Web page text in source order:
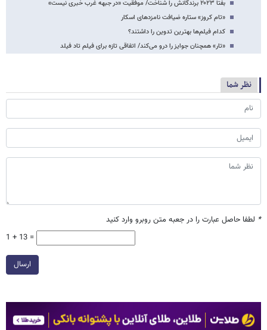
بفتا ۲۰۲۳ برندگانش را شناخت/ موفقیت «در جبهه غرب خبری نیست»
«تام کروز» ستاره ضیافت نامزدهای اسکار
کدام فیلم‌ها بهترین تدوین را داشتند؟
«تار» همچنان جوایز را درو می‌کند/ اتفاقی تازه برای فیلم تاد فیلد
نظر شما
* لطفا حاصل عبارت را در جعبه متن روبرو وارد کنید
1 + 13 =
ارسال